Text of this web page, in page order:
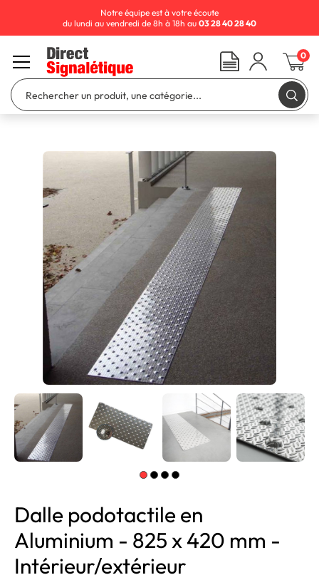
Dalle podotactile en
Aluminium - 825 x 420 mm -
Intérieur/extérieur
Notre équipe est à votre écoute
du lundi au vendredi de 8h à 18h au 03 28 40 28 40
0